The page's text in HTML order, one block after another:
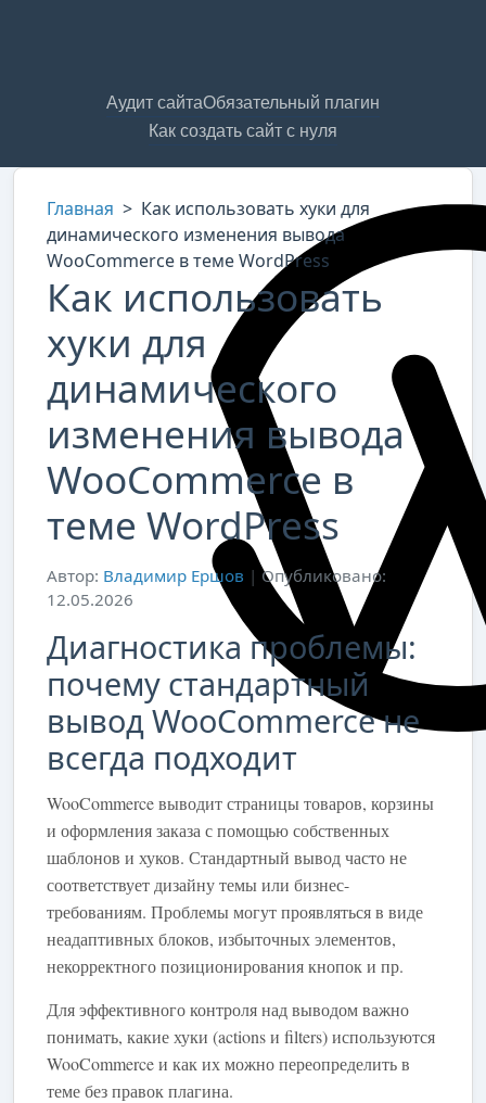
Аудит сайтаОбязательный плагин
Как создать сайт с нуля
Главная > Как использовать хуки для
динамического изменения вывода
WooCommerce в теме WordPress
Как использовать
хуки для
динамического
изменения вывода
WooCommerce в
теме WordPress
Автор: Владимир Ершов | Опубликовано:
12.05.2026
Диагностика проблемы:
почему стандартный
вывод WooCommerce не
всегда подходит
WooCommerce выводит страницы товаров, корзины
и оформления заказа с помощью собственных
шаблонов и хуков. Стандартный вывод часто не
соответствует дизайну темы или бизнес-
требованиям. Проблемы могут проявляться в виде
неадаптивных блоков, избыточных элементов,
некорректного позиционирования кнопок и пр.
Для эффективного контроля над выводом важно
понимать, какие хуки (actions и filters) используются
WooCommerce и как их можно переопределить в
теме без правок плагина.